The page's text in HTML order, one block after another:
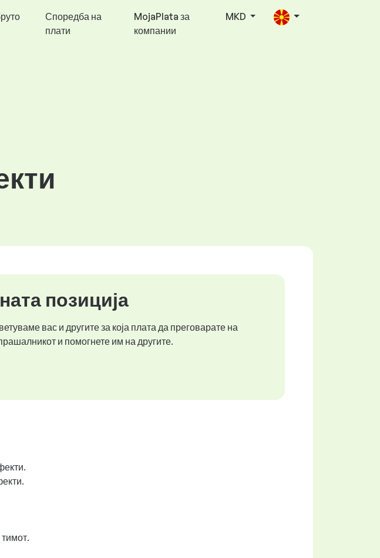
Споредба на
плати
MojaPlata за
компании
MKD
позиција
вас и другите за која плата да преговарате на
и помогнете им на другите.